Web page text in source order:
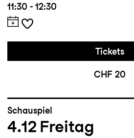
11:30 - 12:30
Tickets
CHF 20
Schauspiel
4.12 Freitag